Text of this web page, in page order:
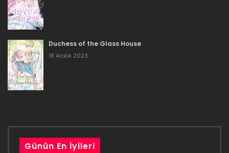
Bölüm 123
16 Aralık 2023
Bölüm 122
16 Aralık 2023
Bölüm 120
Duchess of the Glass House
18 Aralık 2023
Günün En İyileri